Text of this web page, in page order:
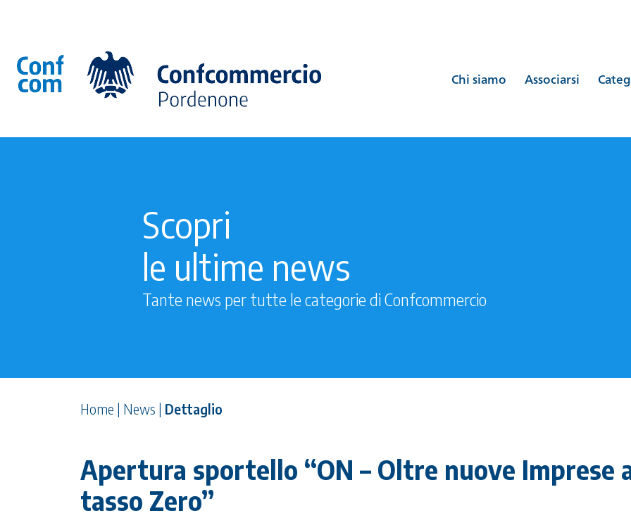
Chi siamo Associarsi
Scopri
le ultime news
Tante news per tutte le categorie di Confcommercio
Home | News | Dettaglio
Apertura sportello “ON – Oltre nuove Imprese
tasso Zero”